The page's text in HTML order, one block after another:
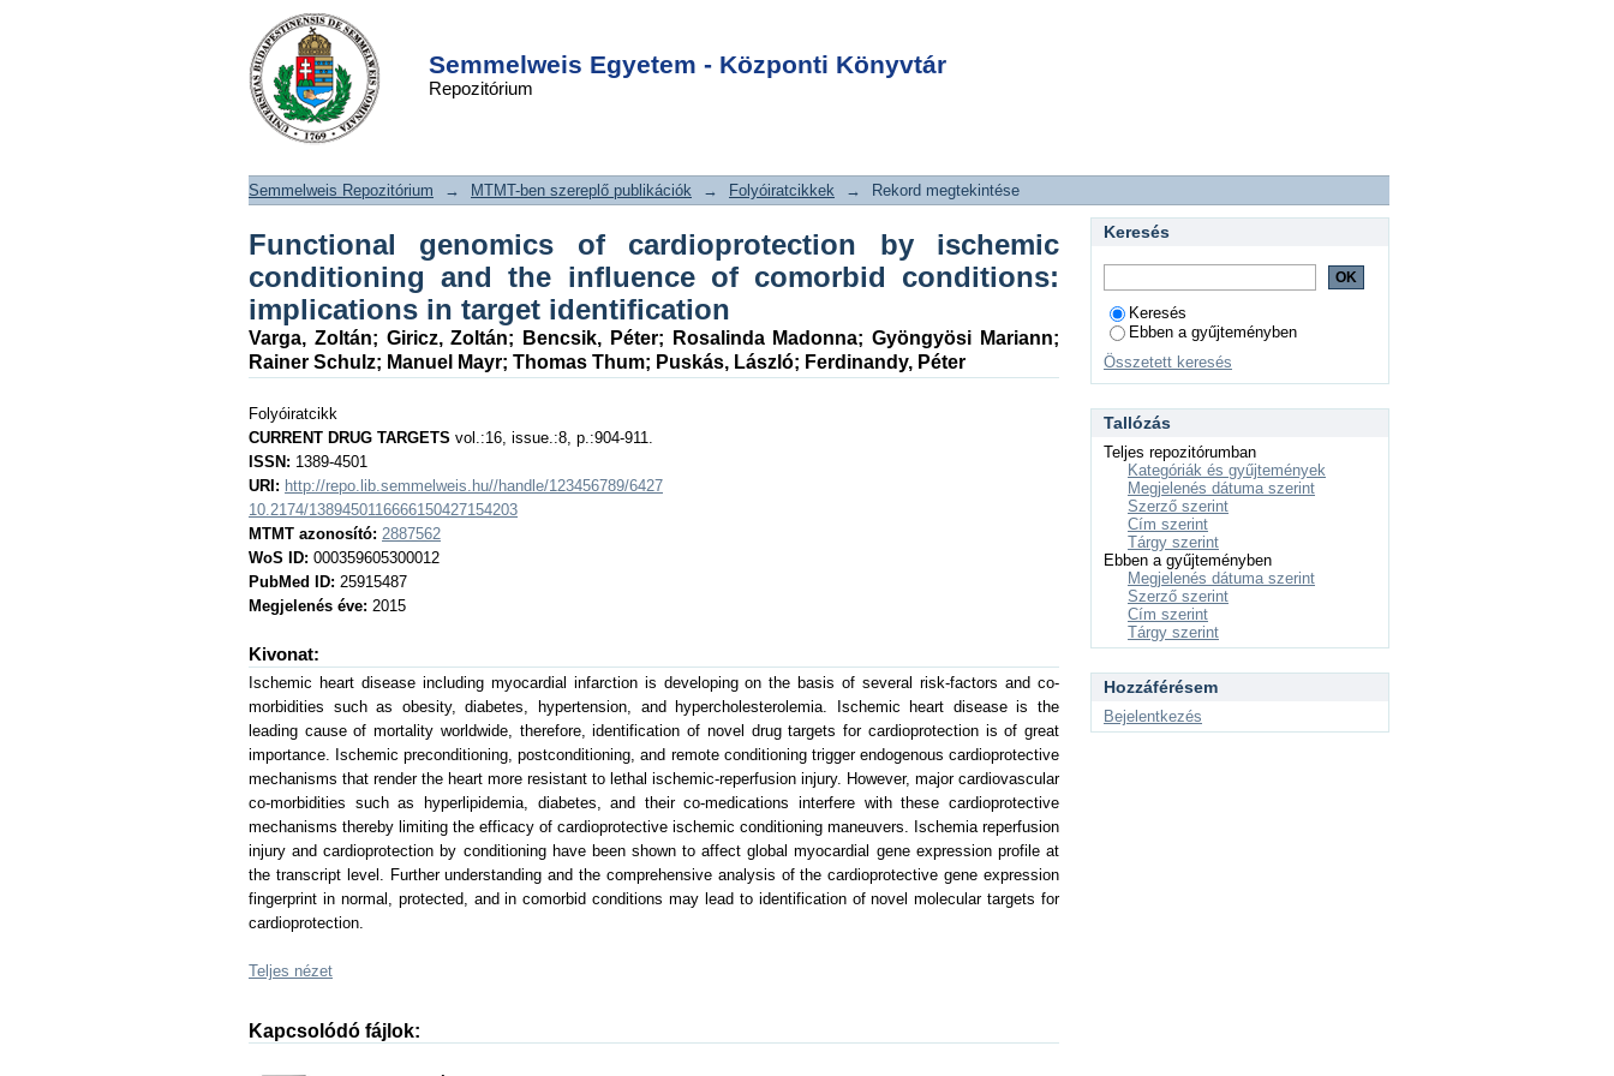
Semmelweis Egyetem - Központi Könyvtár
Repozitórium
Functional genomics of
cardioprotection by ischemic
conditioning and the influence of
comorbid conditions: implications in
DSpace/Manakin Repository
Semmelweis Repozitórium → MTMT-ben szereplő publikációk → Folyóiratcikkek → Rekord megtekintése
Functional genomics of cardioprotection by ischemic
conditioning and the influence of comorbid conditions:
implications in target identification
Varga, Zoltán; Giricz, Zoltán; Bencsik, Péter; Rosalinda Madonna;Gyöngyösi Mariann;
Rainer Schulz; Manuel Mayr; Thomas Thum; Puskás, László; Ferdinandy, Péter
Folyóiratcikk
CURRENT DRUG TARGETS vol.:16, issue.:8, p.:904-911.
ISSN: 1389-4501
URI: http://repo.lib.semmelweis.hu//handle/123456789/6427
10.2174/1389450116666150427154203
MTMT azonosító: 2887562
WoS ID: 000359605300012
PubMed ID: 25915487
Megjelenés éve: 2015
Kivonat:
Ischemic heart disease including myocardial infarction is developing on the basis of several risk-factors and co-
morbidities such as obesity, diabetes, hypertension, and hypercholesterolemia. Ischemic heart disease is the
leading cause of mortality worldwide, therefore, identification of novel drug targets for cardioprotection is of great
importance. Ischemic preconditioning, postconditioning, and remote conditioning trigger endogenous cardioprotective
mechanisms that render the heart more resistant to lethal ischemic-reperfusion injury. However, major cardiovascular
co-morbidities such as hyperlipidemia, diabetes, and their co-medications interfere with these cardioprotective
mechanisms thereby limiting the efficacy of cardioprotective ischemic conditioning maneuvers. Ischemia reperfusion
injury and cardioprotection by conditioning have been shown to affect global myocardial gene expression profile at
the transcript level. Further understanding and the comprehensive analysis of the cardioprotective gene expression
fingerprint in normal, protected, and in comorbid conditions may lead to identification of novel molecular targets for
cardioprotection.
Teljes nézet
Kapcsolódó fájlok:
Keresés
Keresés
Ebben a gyűjteményben
Összetett keresés
Tallózás
Teljes repozitórumban
Kategóriák és gyűjtemények
Megjelenés dátuma szerint
Szerző szerint
Cím szerint
Tárgy szerint
Ebben a gyűjteményben
Megjelenés dátuma szerint
Szerző szerint
Cím szerint
Tárgy szerint
Hozzáférésem
Bejelentkezés